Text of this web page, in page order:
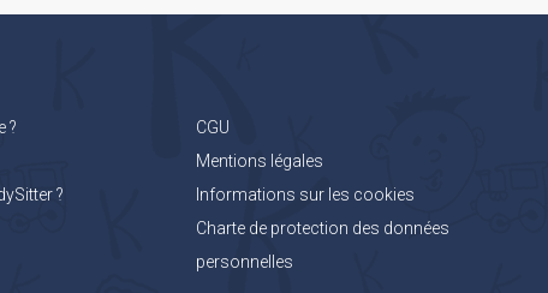
?
?
CGU
Mentions légales
Informations sur les cookies
Charte de protection des données
personnelles